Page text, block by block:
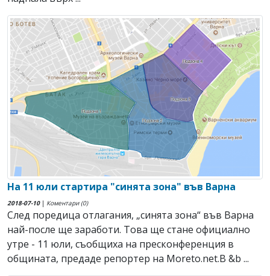
На 11 юли стартира "синята зона" във Варна
2018-07-10| Коментари (0)
След поредица отлагания, „синята зона“ във Варна
най-после ще заработи. Това ще стане официално
утре - 11 юли, съобщиха на пресконференция в
общината, предаде репортер на Moreto.net.В &b ...